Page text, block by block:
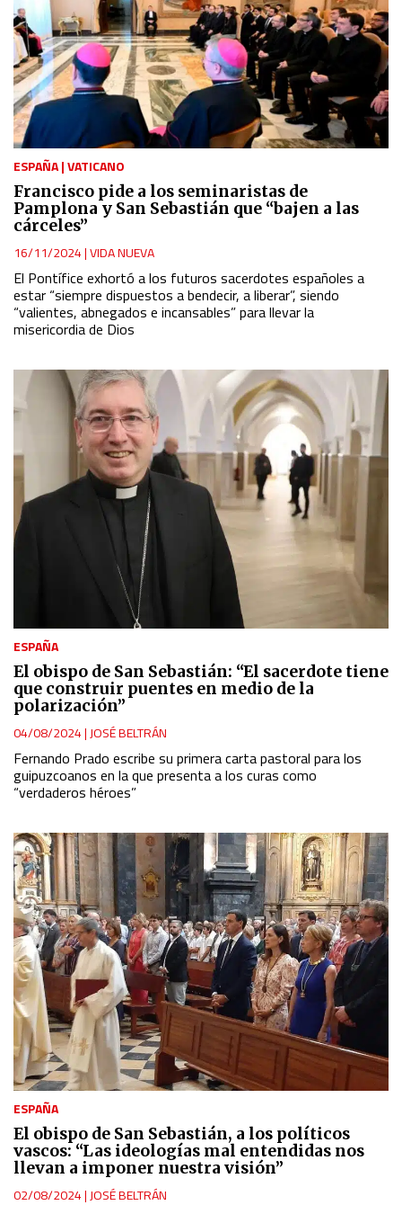
ESPAÑA|VATICANO
Francisco pide a los seminaristas de
Pamplona y San Sebastián que “bajen a las
cárceles”
16/11/2024|VIDA NUEVA
El Pontífice exhortó a los futuros sacerdotes españoles a
estar “siempre dispuestos a bendecir, a liberar”, siendo
“valientes, abnegados e incansables” para llevar la
misericordia de Dios
ESPAÑA
El obispo de San Sebastián: “El sacerdote tiene
que construir puentes en medio de la
polarización”
04/08/2024| JOSÉ BELTRÁN
Fernando Prado escribe su primera carta pastoral para los
guipuzcoanos en la que presenta a los curas como
“verdaderos héroes”
ESPAÑA
El obispo de San Sebastián, a los políticos
vascos: “Las ideologías mal entendidas nos
llevan a imponer nuestra visión”
02/08/2024| JOSÉ BELTRÁN